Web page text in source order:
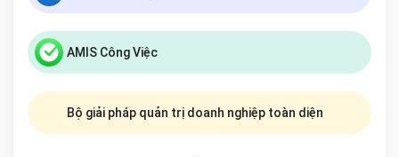
AMIS Công Việc
Bộ giải pháp quản trị doanh nghiệp toàn diện